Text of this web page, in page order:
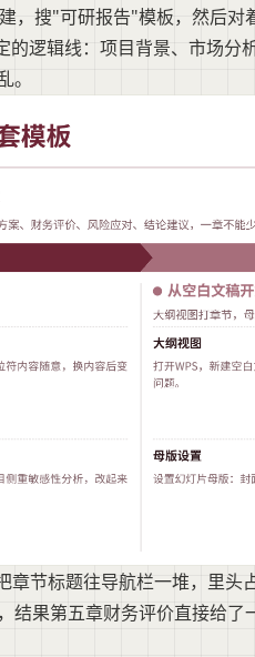
，搜"可研报告"模板，然后
的逻辑线：项目背景、市场分
节标题往导航栏一堆，里头
结果第五章财务评价直接给